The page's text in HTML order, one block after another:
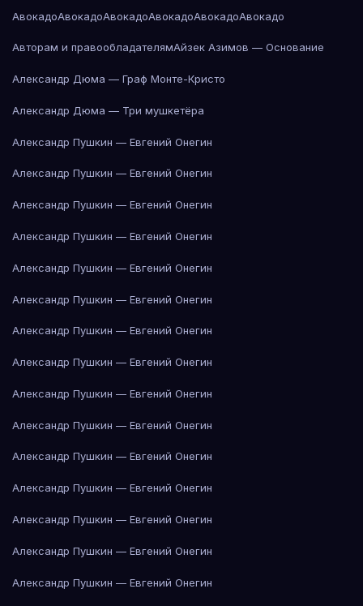
АвокадоАвокадоАвокадоАвокадоАвокадоАвокадо
Авторам и правообладателямАйзек Азимов — Основание
Александр Дюма — Граф Монте-Кристо
Александр Дюма — Три мушкетёра
Александр Пушкин — Евгений Онегин
Александр Пушкин — Евгений Онегин
Александр Пушкин — Евгений Онегин
Александр Пушкин — Евгений Онегин
Александр Пушкин — Евгений Онегин
Александр Пушкин — Евгений Онегин
Александр Пушкин — Евгений Онегин
Александр Пушкин — Евгений Онегин
Александр Пушкин — Евгений Онегин
Александр Пушкин — Евгений Онегин
Александр Пушкин — Евгений Онегин
Александр Пушкин — Евгений Онегин
Александр Пушкин — Евгений Онегин
Александр Пушкин — Евгений Онегин
Александр Пушкин — Евгений Онегин